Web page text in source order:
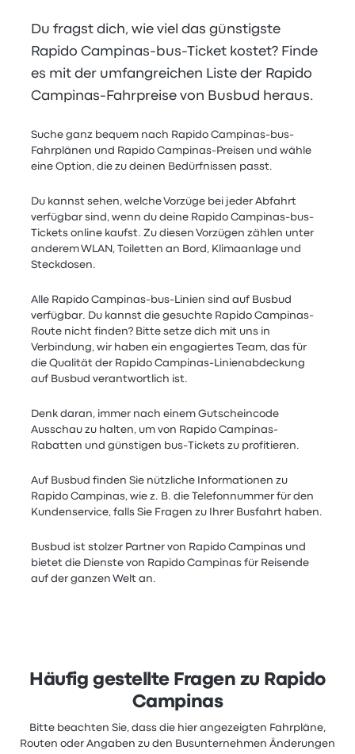
Du fragst dich, wie viel das günstigste
Rapido Campinas-bus-Ticket kostet? Finde
es mit der umfangreichen Liste der Rapido
Campinas-Fahrpreise von Busbud heraus.
Suche ganz bequem nach Rapido Campinas-bus-
Fahrplänen und Rapido Campinas-Preisen und wähle
eine Option, die zu deinen Bedürfnissen passt.
Du kannst sehen, welche Vorzüge bei jeder Abfahrt
verfügbar sind, wenn du deine Rapido Campinas-bus-
Tickets online kaufst. Zu diesen Vorzügen zählen unter
anderem WLAN, Toiletten an Bord, Klimaanlage und
Steckdosen.
Alle Rapido Campinas-bus-Linien sind auf Busbud
verfügbar. Du kannst die gesuchte Rapido Campinas-
Route nicht finden? Bitte setze dich mit uns in
Verbindung, wir haben ein engagiertes Team, das für
die Qualität der Rapido Campinas-Linienabdeckung
auf Busbud verantwortlich ist.
Denk daran, immer nach einem Gutscheincode
Ausschau zu halten, um von Rapido Campinas-
Rabatten und günstigen bus-Tickets zu profitieren.
Auf Busbud finden Sie nützliche Informationen zu
Rapido Campinas, wie z. B. die Telefonnummer für den
Kundenservice, falls Sie Fragen zu Ihrer Busfahrt haben.
Busbud ist stolzer Partner von Rapido Campinas und
bietet die Dienste von Rapido Campinas für Reisende
auf der ganzen Welt an.
Häufig gestellte Fragen zu Rapido
Campinas
Bitte beachten Sie, dass die hier angezeigten Fahrpläne,
Routen oder Angaben zu den Busunternehmen Änderungen